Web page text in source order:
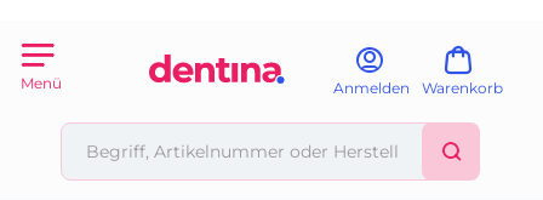
Menü Anmelden Warenkorb